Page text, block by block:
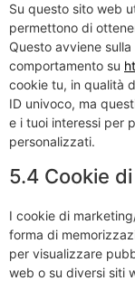
Su questo sito web
permettono di
Questo avviene
comportamento su
cookie tu, in qualità
ID univoco, ma
e i tuoi interessi per
personalizzati.
5.4 Cookie
I cookie di
forma di
per visualizzare
web o su diversi siti